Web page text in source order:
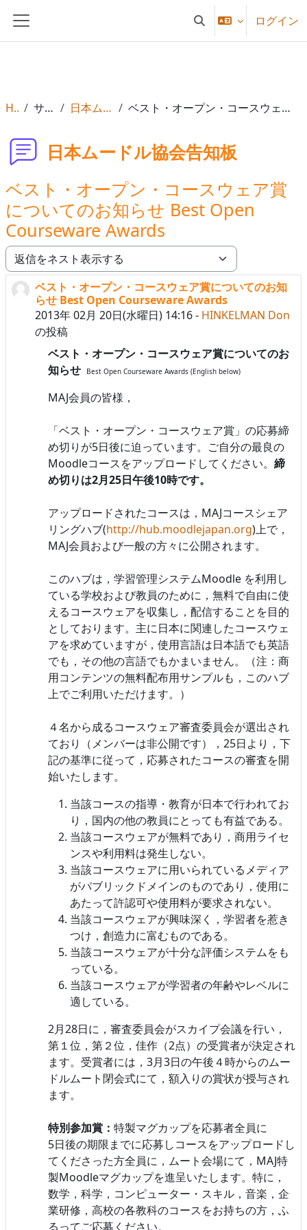
サイドパネル 検索入力に切り替える
ログイン
Home サイトページ 日本ムードル協会告知板 ベスト・オープン・コースウェア賞についてのお知らせ Best Open Courseware Awards
日本ムードル協会告知板
ベスト・オープン・コースウェア賞
についてのお知らせ Best Open
Courseware Awards
表示モード
ベスト・オープン・コースウェア賞についてのお知
らせ Best Open Courseware Awards
2013年 02月 20日(水曜日) 14:16- HINKELMAN Don
の投稿
返信数: 0
ベスト・オープン・コースウェア賞についてのお
知らせ
Best Open Courseware Awards (English below)
MAJ会員の皆様，
「ベスト・オープン・コースウェア賞」の応募締
め切りが5日後に迫っています。ご自分の最良の
Moodleコースをアップロードしてください。 締
め切りは2月25日午後10時です。
アップロードされたコースは，MAJコースシェア
リングハブ(http://hub.moodlejapan.org)上で，
MAJ会員および一般の方々に公開されます。
このハブは，学習管理システムMoodle を利用し
ている学校および教員のために，無料で自由に使
えるコースウェアを収集し，配信することを目的
としております。主に日本に関連したコースウェ
アを求めていますが，使用言語は日本語でも英語
でも，その他の言語でもかまいません。（注：商
用コンテンツの無料配布用サンプルも，このハブ
上でご利用いただけます。）
４名から成るコースウェア審査委員会が選出され
ており（メンバーは非公開です），25日より，下
記の基準に従って，応募されたコースの審査を開
始いたします。
当該コースの指導・教育が日本で行われてお
り，国内の他の教員にとっても有益である。
当該コースウェアが無料であり，商用ライセ
ンスや利用料は発生しない。
当該コースウェアに用いられているメディア
がパブリックドメインのものであり，使用に
あたって許認可や使用料が要求されない。
当該コースウェアが興味深く，学習者を惹き
つけ，創造力に富むものである。
当該コースウェアが十分な評価システムをも
っている。
当該コースウェアが学習者の年齢やレベルに
適している。
2月28日に，審査委員会がスカイプ会議を行い，
第１位，第２位，佳作（2点）の受賞者が決定され
ます。受賞者には，3月3日の午後４時からのムー
ドルムート閉会式にて，額入りの賞状が授与され
ます。
特別参加賞： 特製マグカップを応募者全員に
5日後の期限までに応募しコースをアップロードし
てくださった方全員に，ムート会場にて，MAJ特
製Moodleマグカップを進呈いたします。特に，
数学，科学，コンピューター・スキル，音楽，企
業研修，高校の各教科のコースをお持ちの方，ふ
るってご応募ください。